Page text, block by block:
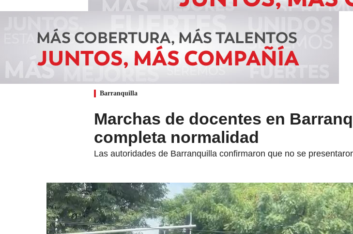
Barranquilla
Marchas de docentes en
completa normalidad
Las autoridades de Barranquilla confirmaron que no se